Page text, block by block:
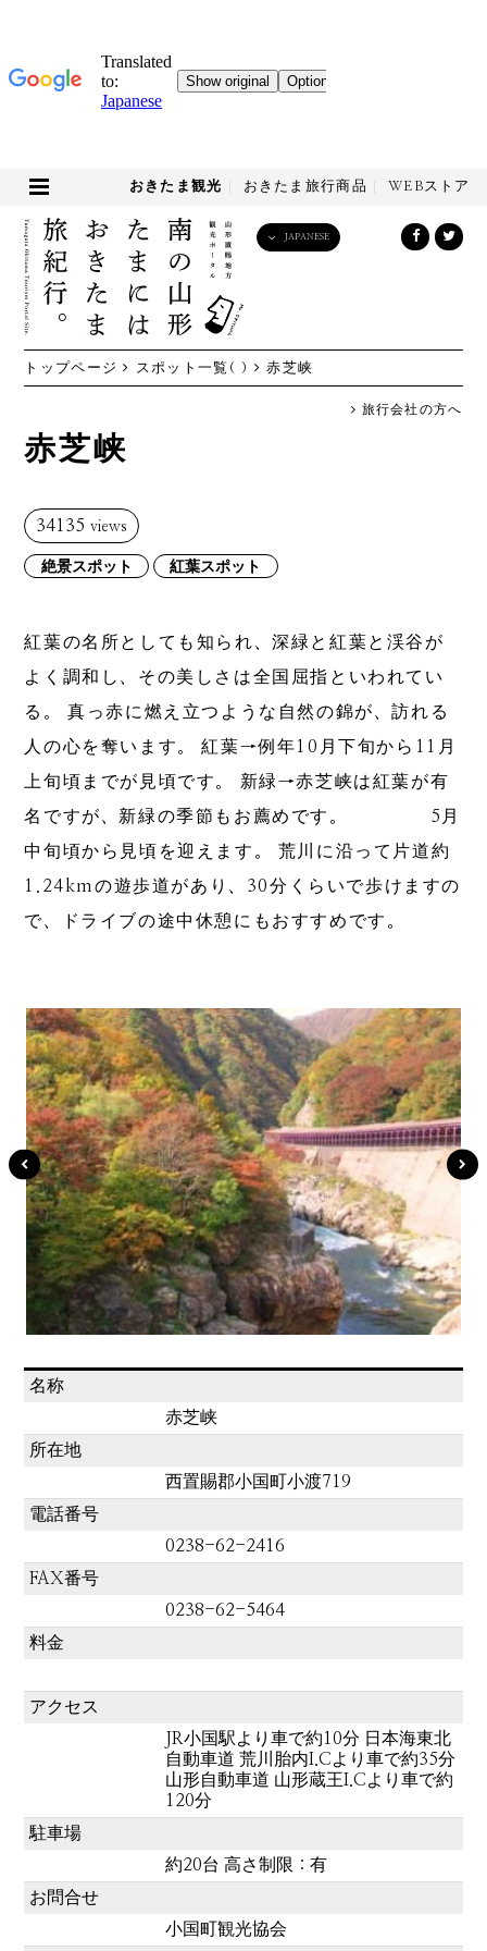
おきたま観光 おきたま旅行商品 WEBストア
JAPANESE
トップページ スポット一覧( ) 赤芝峡
旅行会社の方へ
赤芝峡
34135 views
絶景スポット 紅葉スポット
紅葉の名所としても知られ、深緑と紅葉と渓谷が
よく調和し、その美しさは全国屈指といわれてい
る。 真っ赤に燃え立つような自然の錦が、訪れる
人の心を奪います。 紅葉→例年10月下旬から11月
上旬頃までが見頃です。 新緑→赤芝峡は紅葉が有
名ですが、新緑の季節もお薦めです。 5月
中旬頃から見頃を迎えます。 荒川に沿って片道約
1.24kmの遊歩道があり、30分くらいで歩けますの
で、ドライブの途中休憩にもおすすめです。
名称
赤芝峡
所在地
西置賜郡小国町小渡719
電話番号
0238-62-2416
FAX番号
0238-62-5464
料金
アクセス
JR小国駅より車で約10分 日本海東北
自動車道 荒川胎内I.Cより車で約35分
山形自動車道 山形蔵王I.Cより車で約
120分
駐車場
約20台 高さ制限：有
お問合せ
小国町観光協会